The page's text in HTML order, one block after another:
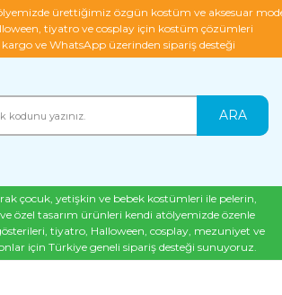
ürettiğimiz özgün kostüm ve aksesuar
tiyatro ve cosplay için kostüm çözümleri
ve WhatsApp üzerinden sipariş desteği
ARA
çocuk, yetişkin ve bebek kostümleri ile pelerin,
özel tasarım ürünleri kendi atölyemizde özenle
tiyatro, Halloween, cosplay, mezuniyet ve
için Türkiye geneli sipariş desteği sunuyoruz.